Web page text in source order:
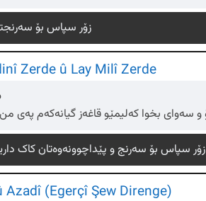
زۆر سپاس بۆ
Zerde û Lay Milî Zerde
و سەوای بخوا کەلیمێو قاغەز گیانەکەم پەی
زۆر سپاس بۆ سەرنج و پێداچوونەوەتان کاک
Azadî (Egerçî Şew Direnge)